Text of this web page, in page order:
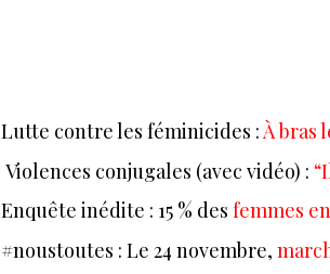
Lutte contre les féminicides :À bras
Violences conjugales (avec vidéo) :
Enquête inédite : 15 % des femmes
#noustoutes : Le 24 novembre,